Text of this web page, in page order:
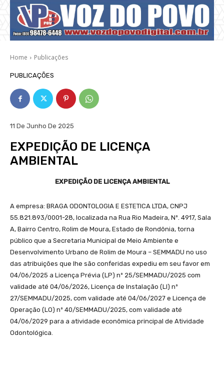
Home Publicações
PUBLICAÇÕES
11 De Junho De 2025
EXPEDIÇÃO DE LICENÇA
AMBIENTAL
EXPEDIÇÃO DE LICENÇA AMBIENTAL
A empresa: BRAGA ODONTOLOGIA E ESTETICA LTDA, CNPJ
55.821.893/0001-28, localizada na Rua Rio Madeira, Nº. 4917, Sala
A, Bairro Centro, Rolim de Moura, Estado de Rondônia, torna
público que a Secretaria Municipal de Meio Ambiente e
Desenvolvimento Urbano de Rolim de Moura – SEMMADU no uso
das atribuições que lhe são conferidas expediu em seu favor em
04/06/2025 a Licença Prévia (LP) nº 25/SEMMADU/2025 com
validade até 04/06/2026, Licença de Instalação (LI) nº
27/SEMMADU/2025, com validade até 04/06/2027 e Licença de
Operação (LO) nº 40/SEMMADU/2025, com validade até
04/06/2029 para a atividade econômica principal de Atividade
Odontológica.